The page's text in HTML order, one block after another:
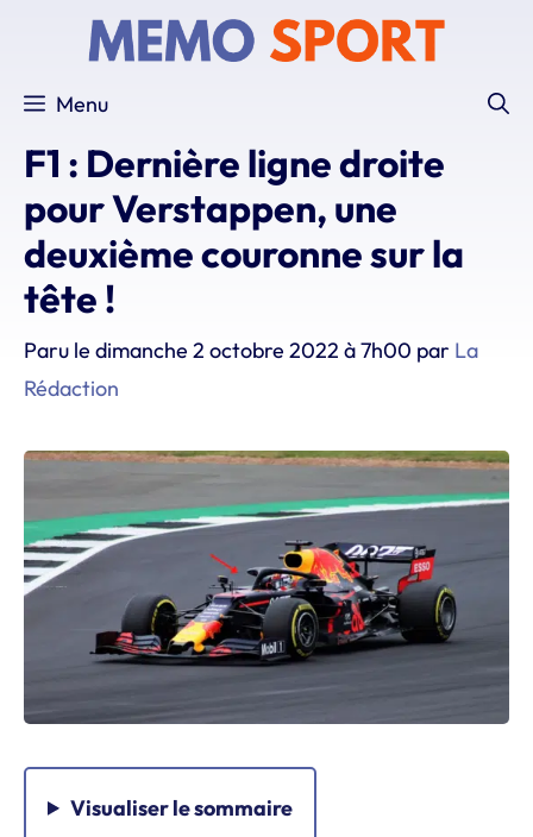
Menu
F1 : Dernière ligne droite
pour Verstappen, une
deuxième couronne sur la
tête !
Paru le dimanche 2 octobre 2022 à 7h00 par La
Rédaction
Visualiserle sommaire